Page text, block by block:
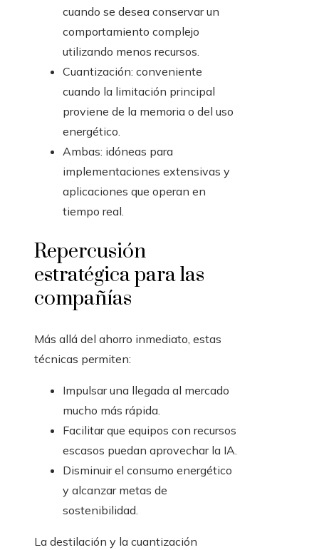
cuando se desea conservar un
comportamiento complejo
utilizando menos recursos.
Cuantización: conveniente
cuando la limitación principal
proviene de la memoria o del uso
energético.
Ambas: idóneas para
implementaciones extensivas y
aplicaciones que operan en
tiempo real.
Repercusión
estratégica para las
compañías
Más allá del ahorro inmediato, estas
técnicas permiten:
Impulsar una llegada al mercado
mucho más rápida.
Facilitar que equipos con recursos
escasos puedan aprovechar la IA.
Disminuir el consumo energético
y alcanzar metas de
sostenibilidad.
La destilación y la cuantización